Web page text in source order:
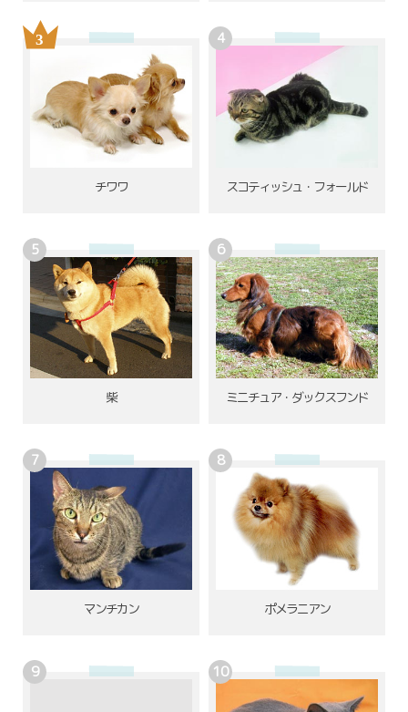
チワワ スコティッシュ・フォールド
柴 ミニチュア・ダックスフンド
マンチカン ポメラニアン